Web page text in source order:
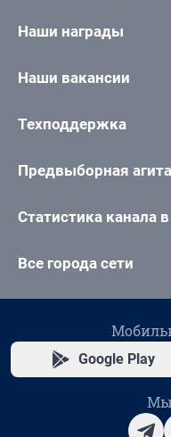
Наши награды
Наши вакансии
Техподдержка
Предвыборная
Статистика канала
Все города сети
Google Play
Мы